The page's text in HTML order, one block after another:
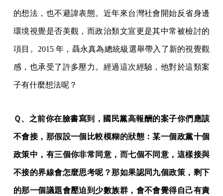
的想法，也不避諱表態。近年來台灣社會開始反省身邊
環境視覺是否美觀，而政治類文宣更是其中常被檢討的
項目。2015 年，聶永真為總統級選舉帶入了新的視覺觀
感，也承受了許多壓力。經過這次經驗，他對於這類案
子有什麼想法呢？
Ｑ、之前你在臉書寫到，國民黨高報酬的案子你們應該
不會接，那假設一個比較模糊的狀態：某一個政黨十個
政策中，有三個你非常同意，而七個不同意，這樣接與
不接的界線會怎麼思考呢？那如果認同九個政策，剩下
的那一個議題會壓迫到少數族群，會不會覺得自己有責